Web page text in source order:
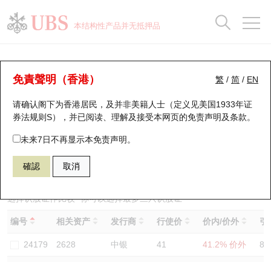
本结构性产品并无抵押品
繁 / 简 / EN
免責聲明（香港）
请确认阁下为香港居民，及并非美籍人士（定义见美国1933年证
券法规则S），并已阅读、理解及接受本网页的免责声明及条款。
未来7日不再显示本免责声明。
確認 取消
认股证分析仪
表现 街货统计 比较
24645 瑞银认购 2628 中国人寿
选择认股证作比较*你可以选择最多三只认股证
编号 相关资产 发行商 行使价 价内/价外 引
24179 2628 中银 41 41.2% 价外
瑞银认股证一览
新发行瑞银认股证
即将到期认股证
认股证到期结算价查找
认股证分析仪
认股证速算机
街货统计
比较
牛熊全景快搜
牛熊证搜寻
牛熊证街货分布图
正股牛熊证列表
新发行瑞银牛熊证
已收回牛熊证剩余价值
街货统计
比较
十大升幅/跌幅
十大认股证成交分布
十天股证占大市成交
资金流
街货统计
三十大平均引伸波幅
正股分析仪
二十大活跃股份
恒指成份股
国指成份股
科指成份股
相关资产沽空
持股比重
显示所有持股比重
每月轮证大市专题
轮证专栏
讲座及教育短片
认股证投资者教育
牛熊证投资者教育
认股证牛熊证常问问题